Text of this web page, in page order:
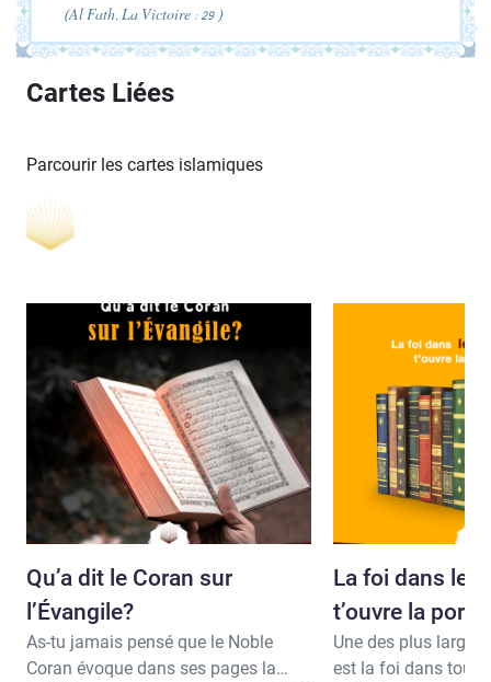
(Al Fath, La Victoire : 29 )
Cartes Liées
Parcourir les cartes islamiques
Qu’a dit le Coran sur
l’Évangile?
As-tu jamais pensé que le Noble
Coran évoque dans ses pages la
La foi dans les
t’ouvre la
Une des plus larges
est la foi dans tous